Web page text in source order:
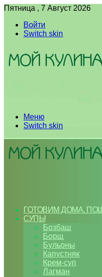
Пятница , 7 Август 2026
Войти
Switch skin
Меню
Switch skin
ГОТОВИМ ДОМА.
СУПЫ
Бозбаш
Борщ
Бульоны
Капустняк
Крем-суп
Лагман